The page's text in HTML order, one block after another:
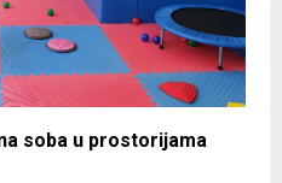
soba u prostorijama